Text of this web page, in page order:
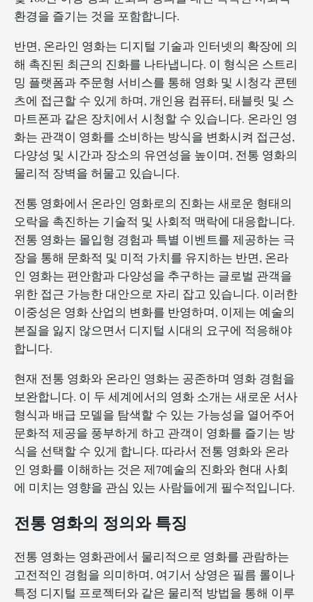
환경을 즐기는 것을 포함합니다.
반면, 온라인 영화는 디지털 기술과 인터넷의 확장에 의
해 촉진된 최근의 진화를 나타냅니다. 이 형식은 스트리
밍 플랫폼과 주문형 서비스를 통해 영화 및 시청각 콘텐
츠에 접근할 수 있게 하며, 개인용 컴퓨터, 태블릿 및 스
마트폰과 같은 장치에서 시청할 수 있습니다. 온라인 영
화는 관객이 영화를 소비하는 방식을 변화시켜 접근성,
다양성 및 시간과 장소의 유연성을 높이며, 전통 영화의
물리적 장벽을 허물고 있습니다.
전통 영화에서 온라인 영화로의 진화는 새로운 형태의
오락을 촉진하는 기술적 및 사회적 맥락에 대응합니다.
전통 영화는 몰입형 경험과 특별 이벤트를 제공하는 극
장을 통해 문화적 및 미적 가치를 유지하는 반면, 온라
인 영화는 편안함과 다양성을 추구하는 글로벌 관객을
위한 접근 가능한 대안으로 자리 잡고 있습니다. 이러한
이중성은 영화 산업의 변화를 반영하며, 이제는 예술의
본질을 잃지 않으면서 디지털 시대의 요구에 적응해야
합니다.
현재 전통 영화와 온라인 영화는 공존하며 영화 경험을
보완합니다. 이 두 세계에서의 영화 소개는 새로운 서사
형식과 배급 모델을 탐색할 수 있는 가능성을 열어주어
문화적 제공을 풍부하게 하고 관객이 영화를 즐기는 방
식을 선택할 수 있게 합니다. 따라서 전통 영화와 온라
인 영화를 이해하는 것은 제7예술의 진화와 현대 사회
에 미치는 영향을 관심 있는 사람들에게 필수적입니다.
전통 영화의 정의와 특징
전통 영화는 영화관에서 물리적으로 영화를 관람하는
고전적인 경험을 의미하며, 여기서 상영은 필름 롤이나
특정 디지털 프로젝터와 같은 물리적 방법을 통해 이루